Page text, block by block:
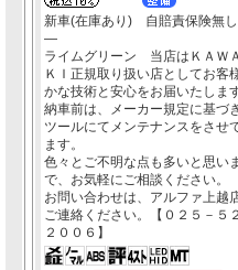
新車(在庫あり) 自賠責保険無し
―
ライムグリーン 当店はＫＡＷ
ＫＩ正規取り扱い店としてお客
かな技術と安心をお届いたしま
納車前は、メーカー規定に基づ
ツールにてメンテナンスをさせ
ます。
色々とご不明な点も多いと思い
で、お気軽にご相談ください。
お問い合わせは、アルファ上越
ご連絡ください。【０２５－５
２００６】